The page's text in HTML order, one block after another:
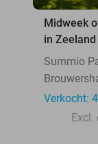
Midweek
in Zeeland
Summio
Verkocht:
Excl.